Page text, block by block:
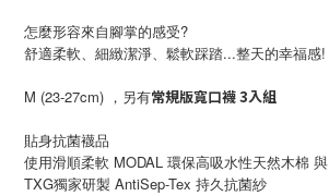
怎麼形容來自腳掌的感受?
舒適柔軟、細緻潔淨、鬆軟踩踏...整天的幸福感!
M (23-27cm) ，另有常規版寬口襪 3入組
貼身抗菌襪品
使用滑順柔軟 MODAL 環保高吸水性天然木棉 與
TXG獨家研製 AntiSep-Tex 持久抗菌紗